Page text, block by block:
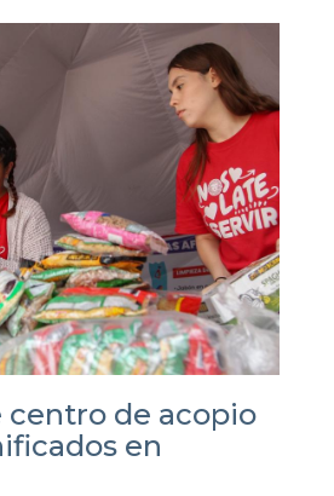
centro de acopio
en